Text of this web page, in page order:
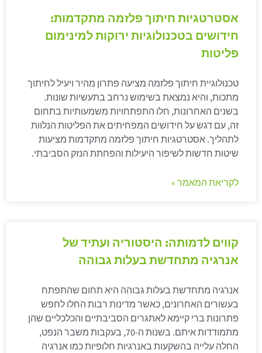
אסטרטגיות חיתוך פלזמה מתקדמות:
חידושים בטכנולוגיות ירוקות למינימום
פליטות
טכנולוגיית חיתוך פלזמה מציעה פתרון מהיר ויעיל לחיתוך
מתכות, והיא נמצאת בשימוש נרחב בתעשיות שונות.
בשנים האחרונות, חלו התפתחויות משמעותיות בתחום
זה, עם דגש על חידושים המפחיתים את הפליטות הנלוות
לתהליך. אסטרטגיות חיתוך פלזמה מתקדמות מציעות
שיטות חדשות לשיפור היעילות והפחתת הנזק הסביבתי.
לקריאת המאמר »
קווים לדמותה: היסטוריה ועתיד של
אנרגיה מתחדשת בעלות גבוהה
אנרגיה מתחדשת בעלות גבוהה היא תחום שהתפתח
בעשורים האחרונים, כאשר מדינות רבות החלו לחפש
פתרונות ברי קיימא לאתגרים הסביבתיים והכלכליים שהן
מתמודדות איתם. בשנות ה-70, בעקבות משבר הנפט,
החלה עלייה בהשקעות באנרגיות חלופיות כמו אנרגיה